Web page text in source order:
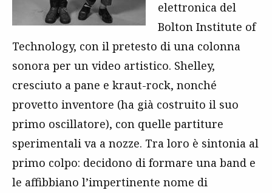
elettronica del
Bolton Institute of
Technology, con il pretesto di una colonna
sonora per un video artistico. Shelley,
cresciuto a pane e kraut-rock, nonché
provetto inventore (ha già costruito il suo
primo oscillatore), con quelle partiture
sperimentali va a nozze. Tra loro è sintonia al
primo colpo: decidono di formare una band e
le affibbiano l’impertinente nome di